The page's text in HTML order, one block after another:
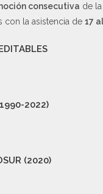
consecutiva de
con la asistencia de 17
2022)
(2020)